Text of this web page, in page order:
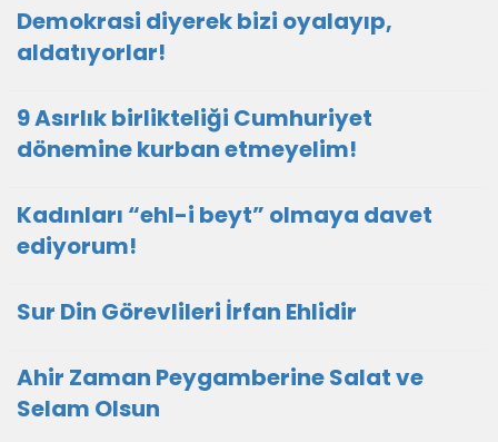
Demokrasi diyerek bizi oyalayıp,
aldatıyorlar!
9 Asırlık birlikteliği Cumhuriyet
dönemine kurban etmeyelim!
Kadınları “ehl-i beyt” olmaya davet
ediyorum!
Sur Din Görevlileri İrfan Ehlidir
Ahir Zaman Peygamberine Salat ve
Selam Olsun